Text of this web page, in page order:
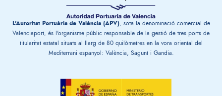
L'Autoritat Portuària de València (APV), sota la denominació comercial de
Valenciaport, és l'organisme públic responsable de la gestió de tres ports de
titularitat estatal situats al llarg de 80 quilòmetres en la vora oriental del
Mediterrani espanyol: València, Sagunt i Gandia.